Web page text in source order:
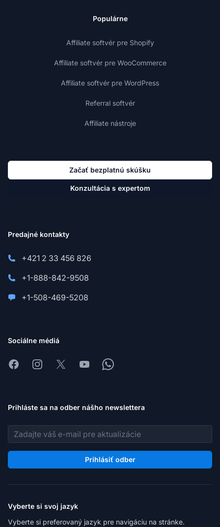
Populárne
Affiliate softvér pre Shopify
Affiliate softvér pre WooCommerce
Affiliate softvér pre WordPress
Referral softvér
Affiliate nástroje
Začať bezplatnú skúšku
Konzultácia s expertom
Predajné kontakty
+421 2 33 456 826
+1-888-842-9508
+1-508-469-5208
Sociálne médiá
FacebookInstagram
X YoutubeWhatsapp
Prihláste sa na odber nášho newslettera
E-mailová adresa
Prihlásiť odber
Vyberte si svoj jazyk
Vyberte si preferovaný jazyk pre navigáciu na stránke.